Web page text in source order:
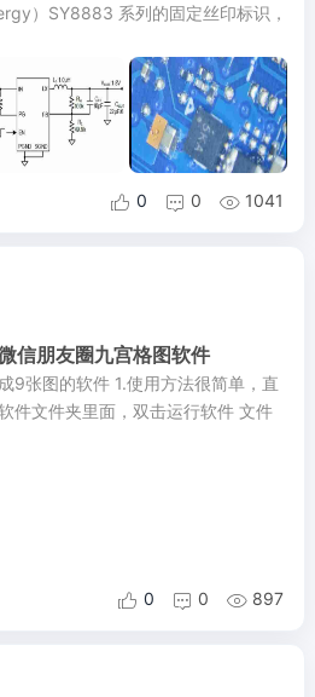
）SY8883 系列的固定丝印标识，
 0  0  1041
信朋友圈九宫格图软件
9张图的软件 1.使用方法很简单，直
件文件夹里面，双击运行软件 文件
 0  0  897